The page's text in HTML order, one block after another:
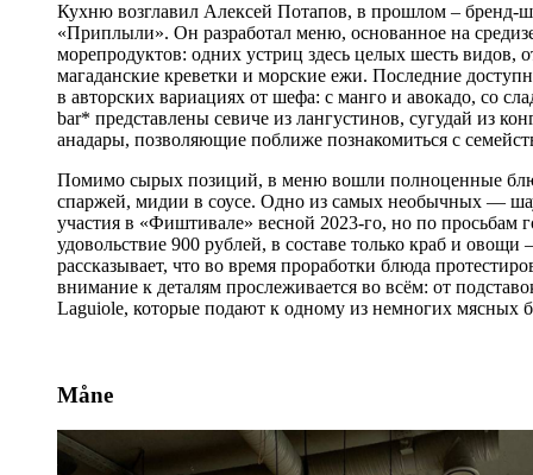
Кухню возглавил Алексей Потапов, в прошлом –
«Приплыли». Он разработал меню, основанное на
морепродуктов: одних устриц здесь целых шесть видов,
магаданские креветки и морские ежи. Последние
в авторских вариациях от шефа: с манго и авокадо, со
bar* представлены севиче из лангустинов, сугудай из
анадары, позволяющие поближе познакомиться с
Помимо сырых позиций, в меню вошли полноценные
спаржей, мидии в соусе. Одно из самых необычных —
участия в «Фиштивале» весной 2023-го, но по просьбам
удовольствие 900 рублей, в составе только краб и
рассказывает, что во время проработки блюда
внимание к деталям прослеживается во всём: от
Laguiole, которые подают к одному из немногих мясных
Måne